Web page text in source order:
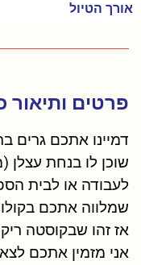
אורך הטיול
פרטים ותיאור
דמיינו אתכם גרים
שוכן לו בנחת עצלן
לעבודה או לבית
שמלווה אתכם
אז זהו שבקוסטה
אני מזמין אתכם